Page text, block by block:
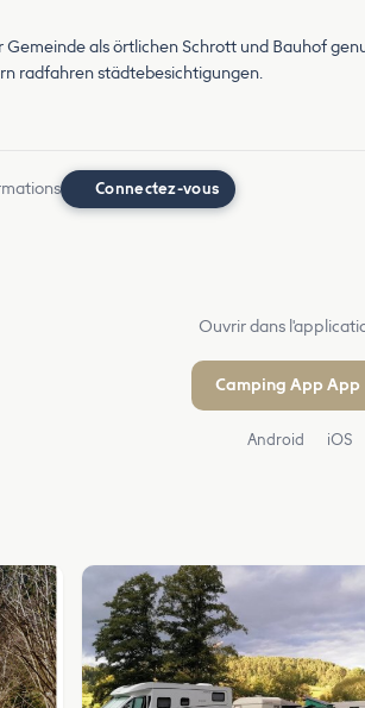
als örtlichen Schrott und Bauhof
radfahren städtebesichtigungen.
Connectez-vous
Ouvrir dans
Camping App App
Android iOS